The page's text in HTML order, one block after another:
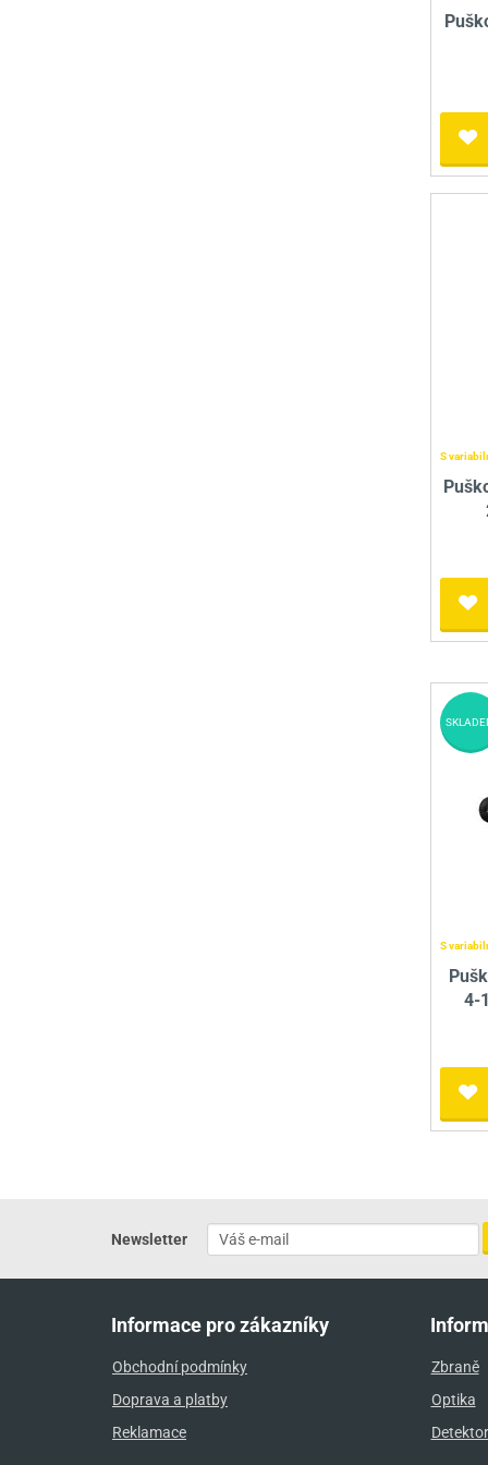
S
S
4-
Newsletter
Informace pro zákazníky
Obchodní podmínky
Doprava a platby
Reklamace
Zbraně
Optika